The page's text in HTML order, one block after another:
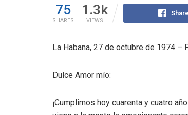
75
SHARES
1.3k
VIEWS
La Habana, 27 de octubre de 1974 –
Dulce Amor mío:
¡Cumplimos hoy cuarenta y cuatro